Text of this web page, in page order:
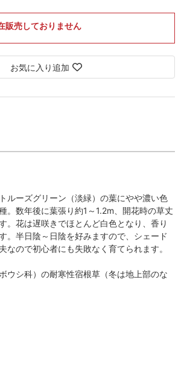
販売しておりません
お気に入り追加
ルーズグリーン（淡緑）の葉にやや濃い色
。数年後に葉張り約1～1.2m、開花時の草丈
。花は遅咲きでほとんど白色となり、香り
。半日陰～日陰を好みますので、シェード
なので初心者にも失敗なく育てられます。
ウシ科）の耐寒性宿根草（冬は地上部のな